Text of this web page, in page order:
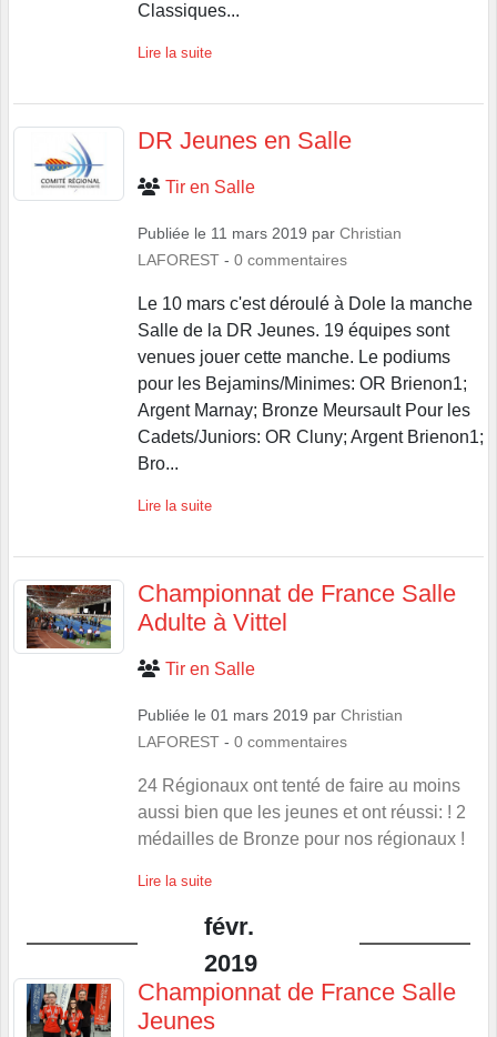
Classiques...
Lire la suite
DR Jeunes en Salle
Tir en Salle
Publiée le 11 mars 2019 par Christian
LAFOREST - 0 commentaires
Le 10 mars c'est déroulé à Dole la manche
Salle de la DR Jeunes. 19 équipes sont
venues jouer cette manche. Le podiums
pour les Bejamins/Minimes: OR Brienon1;
Argent Marnay; Bronze Meursault Pour les
Cadets/Juniors: OR Cluny; Argent Brienon1;
Bro...
Lire la suite
Championnat de France Salle
Adulte à Vittel
Tir en Salle
Publiée le 01 mars 2019 par Christian
LAFOREST - 0 commentaires
24 Régionaux ont tenté de faire au moins
aussi bien que les jeunes et ont réussi: ! 2
médailles de Bronze pour nos régionaux !
Lire la suite
févr.
2019
Championnat de France Salle
Jeunes